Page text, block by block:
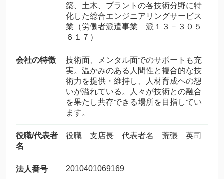
築、土木、プラントの各技術分野に特
化した総合エンジニアリングサービス
業（労働者派遣事業 派１３－３０５
６１７）
会社の特徴
技術面、メンタル面でのサポートも充
実。温かみのある人間性と複合的な技
術力を提供・維持し、人材育成ヘの想
いが溢れている。人々が技術との融合
を果たし共存できる場所を目指してい
ます。
役職/代表者
名
役職 支店長 代表者名 荒張 英司
法人番号 2010401069169